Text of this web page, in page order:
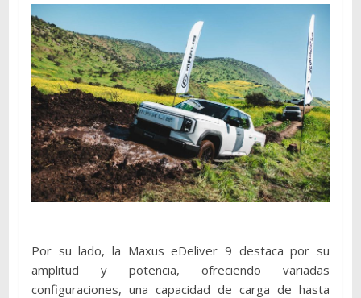
Por su lado, la Maxus eDeliver 9 destaca por su
amplitud y potencia, ofreciendo variadas
configuraciones, una capacidad de carga de hasta